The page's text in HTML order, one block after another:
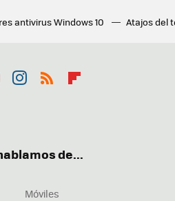
antivirus Windows 10 Atajos del
de...
Móviles